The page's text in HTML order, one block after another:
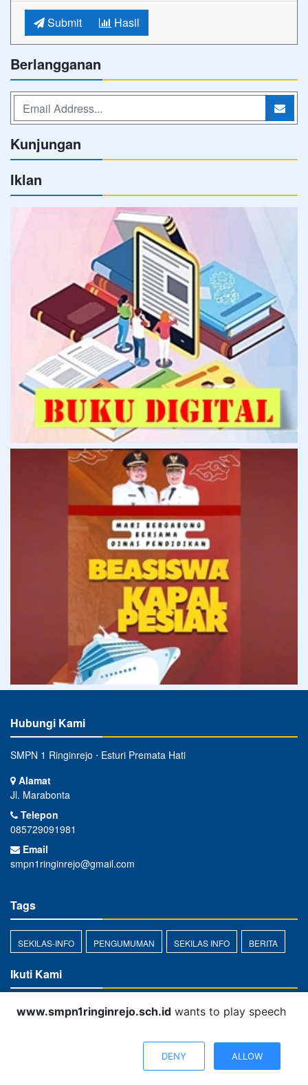
Submit Hasil
Berlangganan
Kunjungan
Iklan
Hubungi Kami
SMPN 1 Ringinrejo ⋅ Esturi Premata Hati
Alamat
Jl. Marabonta
Telepon
085729091981
Email
smpn1ringinrejo@gmail.com
Tags
SEKILAS-INFO PENGUMUMAN SEKILAS INFO BERITA
Ikuti Kami
SMPN 1 Ringinrejo All rights reserved.
www.smpn1ringinrejo.sch.id wants to play speech
DENY ALLOW